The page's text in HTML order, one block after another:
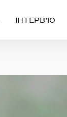
ІНТЕРВ’Ю